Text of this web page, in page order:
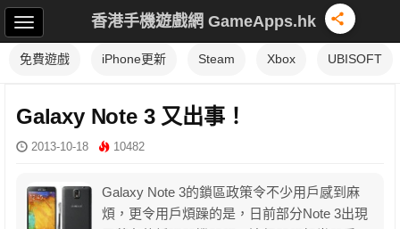
香港手機遊戲網 GameApps.hk
免費遊戲 iPhone更新 Steam Xbox UBISOFT
Galaxy Note 3 又出事！
2013-10-18 10482
Galaxy Note 3的鎖區政策令不少用戶感到麻
煩，更令用戶煩躁的是，日前部分Note 3出現